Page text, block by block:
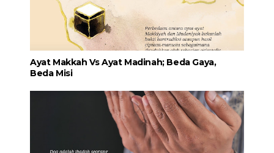
Ayat Makkah Vs Ayat Madinah; Beda Gaya,
Beda Misi